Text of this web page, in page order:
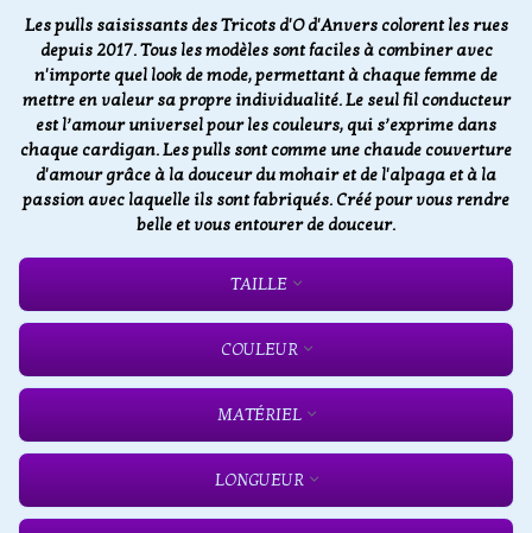
Les pulls saisissants des Tricots d'O d'Anvers colorent les rues
depuis 2017. Tous les modèles sont faciles à combiner avec
n'importe quel look de mode, permettant à chaque femme de
mettre en valeur sa propre individualité. Le seul fil conducteur
est l’amour universel pour les couleurs, qui s’exprime dans
chaque cardigan. Les pulls sont comme une chaude couverture
d'amour grâce à la douceur du mohair et de l'alpaga et à la
passion avec laquelle ils sont fabriqués. Créé pour vous rendre
belle et vous entourer de douceur.
TAILLE
COULEUR
MATÉRIEL
LONGUEUR